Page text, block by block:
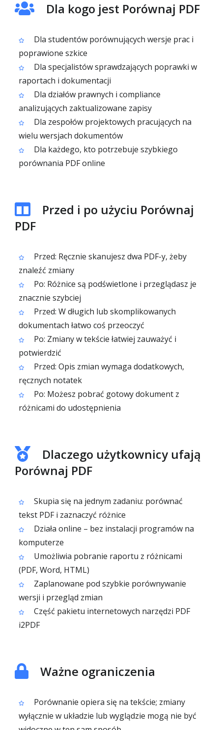
Dla kogo jest Porównaj PDF
Dla studentów porównujących wersje prac i
poprawione szkice
Dla specjalistów sprawdzających poprawki w
raportach i dokumentacji
Dla działów prawnych i compliance
analizujących zaktualizowane zapisy
Dla zespołów projektowych pracujących na
wielu wersjach dokumentów
Dla każdego, kto potrzebuje szybkiego
porównania PDF online
Przed i po użyciu Porównaj
PDF
Przed: Ręcznie skanujesz dwa PDF-y, żeby
znaleźć zmiany
Po: Różnice są podświetlone i przeglądasz je
znacznie szybciej
Przed: W długich lub skomplikowanych
dokumentach łatwo coś przeoczyć
Po: Zmiany w tekście łatwiej zauważyć i
potwierdzić
Przed: Opis zmian wymaga dodatkowych,
ręcznych notatek
Po: Możesz pobrać gotowy dokument z
różnicami do udostępnienia
Dlaczego użytkownicy ufają
Porównaj PDF
Skupia się na jednym zadaniu: porównać
tekst PDF i zaznaczyć różnice
Działa online – bez instalacji programów na
komputerze
Umożliwia pobranie raportu z różnicami
(PDF, Word, HTML)
Zaplanowane pod szybkie porównywanie
wersji i przegląd zmian
Część pakietu internetowych narzędzi PDF
i2PDF
Ważne ograniczenia
Porównanie opiera się na tekście; zmiany
wyłącznie w układzie lub wyglądzie mogą nie być